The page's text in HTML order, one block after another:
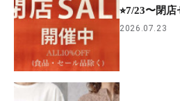
⭐︎7/23〜閉
2026.07.23